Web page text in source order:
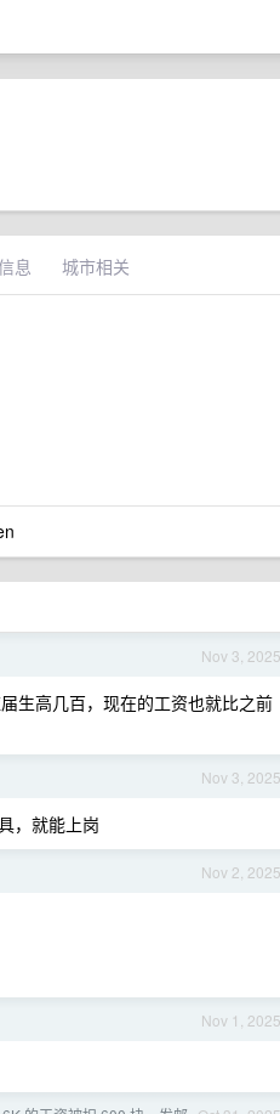
息 城市相关
Nov 3, 2025
生高几百，现在的工资也就比之前
Nov 3, 2025
，就能上岗
Nov 2, 2025
Nov 1, 2025